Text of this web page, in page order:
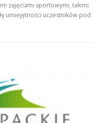
zajęciami sportowymi, takimi
umiejętności uczestników pod